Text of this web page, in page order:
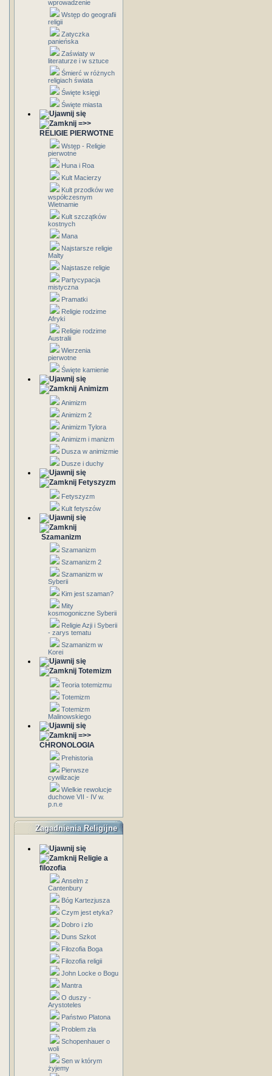
wprowadzenie
Wstęp do geografii
religii
Zatyczka
panieńska
Zaświaty w
literaturze i w sztuce
Śmierć w różnych
religiach świata
Święte księgi
Święte miasta
=>>
RELIGIE PIERWOTNE
Wstęp - Religie
pierwotne
Huna i Roa
Kult Macierzy
Kult przodków we
współczesnym
Wietnamie
Kult szczątków
kostnych
Mana
Najstarsze religie
Malty
Najstasze religie
Partycypacja
mistyczna
Pramatki
Religie rodzime
Afryki
Religie rodzime
Australii
Wierzenia
pierwotne
Święte kamienie
Animizm
Animizm
Animizm 2
Animizm Tylora
Animizm i manizm
Dusza w animizmie
Dusze i duchy
Fetyszyzm
Fetyszyzm
Kult fetyszów
Szamanizm
Szamanizm
Szamanizm 2
Szamanizm w
Syberii
Kim jest szaman?
Mity
kosmogoniczne Syberii
Religie Azji i Syberii
- zarys tematu
Szamanizm w
Korei
Totemizm
Teoria totemizmu
Totemizm
Totemizm
Malinowskiego
=>>
CHRONOLOGIA
Prehistoria
Pierwsze
cywilizacje
Wielkie rewolucje
duchowe VII - IV w.
p.n.e
Zagadnienia Religijne
Religie a
filozofia
Anselm z
Cantenbury
Bóg Kartezjusza
Czym jest etyka?
Dobro i zlo
Duns Szkot
Filozofia Boga
Filozofia religii
John Locke o Bogu
Mantra
O duszy -
Arystoteles
Państwo Platona
Problem zła
Schopenhauer o
woli
Sen w którym
żyjemy